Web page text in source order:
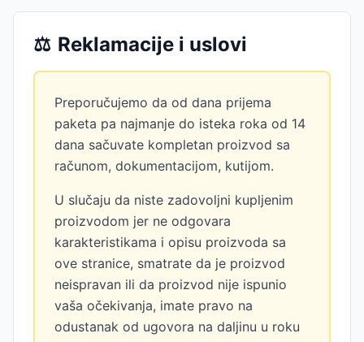
⚖️ Reklamacije i uslovi
Preporučujemo da od dana prijema
paketa pa najmanje do isteka roka od 14
dana sačuvate kompletan proizvod sa
računom, dokumentacijom, kutijom.
U slučaju da niste zadovoljni kupljenim
proizvodom jer ne odgovara
karakteristikama i opisu proizvoda sa
ove stranice, smatrate da je proizvod
neispravan ili da proizvod nije ispunio
vaša očekivanja, imate pravo na
odustanak od ugovora na daljinu u roku